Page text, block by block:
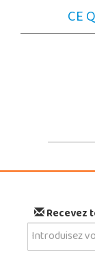
CE
Recevez